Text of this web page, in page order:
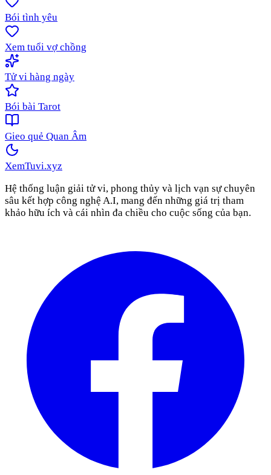
Bói tình yêu
Xem tuổi vợ chồng
Tử vi hàng ngày
Bói bài Tarot
Gieo quẻ Quan Âm
XemTuvi.xyz
Hệ thống luận giải tử vi, phong thủy và lịch vạn sự chuyên
sâu kết hợp công nghệ A.I, mang đến những giá trị tham
khảo hữu ích và cái nhìn đa chiều cho cuộc sống của bạn.